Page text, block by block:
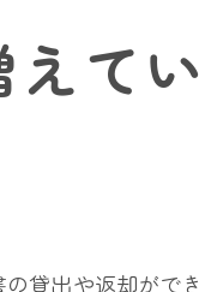
てい
貸出や返却ができ